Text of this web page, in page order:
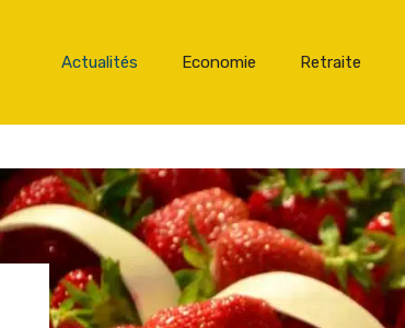
Actualités Economie Retraite